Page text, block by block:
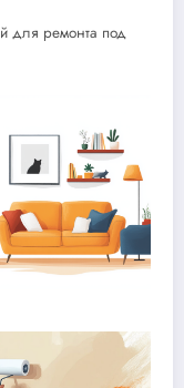
для ремонта под